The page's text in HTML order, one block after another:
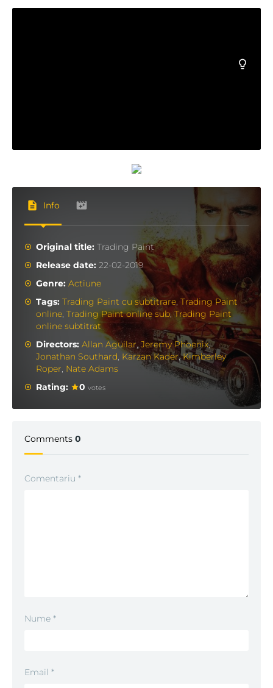
Info
Original title:Trading Paint
Release date:22-02-2019
Genre:Actiune
Tags:Trading Paint cu subtitrare,Trading Paint
online,Trading Paint online sub,Trading Paint
online subtitrat
Directors:Allan Aguilar,Jeremy Phoenix,
Jonathan Southard, Karzan Kader,Kimberley
Roper, Nate Adams
Rating:
0 votes
Comments 0
Comentariu *
Nume *
Email *